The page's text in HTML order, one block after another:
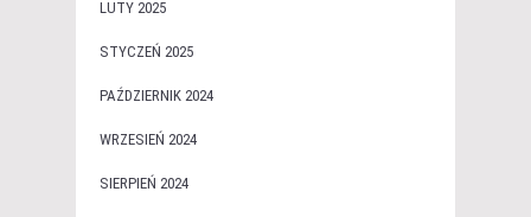
LUTY 2025
STYCZEŃ 2025
PAŹDZIERNIK 2024
WRZESIEŃ 2024
SIERPIEŃ 2024